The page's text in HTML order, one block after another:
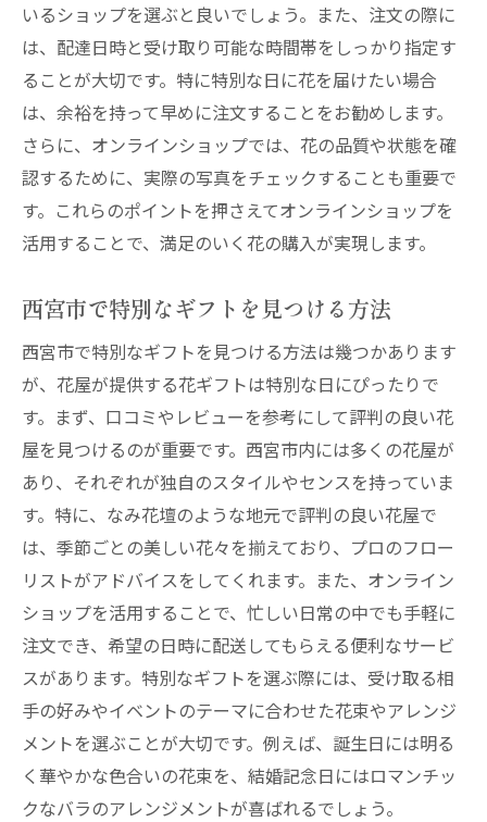
いるショップを選ぶと良いでしょう。また、注文の際に
は、配達日時と受け取り可能な時間帯をしっかり指定す
ることが大切です。特に特別な日に花を届けたい場合
は、余裕を持って早めに注文することをお勧めします。
さらに、オンラインショップでは、花の品質や状態を確
認するために、実際の写真をチェックすることも重要で
す。これらのポイントを押さえてオンラインショップを
活用することで、満足のいく花の購入が実現します。
西宮市で特別なギフトを見つける方法
西宮市で特別なギフトを見つける方法は幾つかあります
が、花屋が提供する花ギフトは特別な日にぴったりで
す。まず、口コミやレビューを参考にして評判の良い花
屋を見つけるのが重要です。西宮市内には多くの花屋が
あり、それぞれが独自のスタイルやセンスを持っていま
す。特に、なみ花壇のような地元で評判の良い花屋で
は、季節ごとの美しい花々を揃えており、プロのフロー
リストがアドバイスをしてくれます。また、オンライン
ショップを活用することで、忙しい日常の中でも手軽に
注文でき、希望の日時に配送してもらえる便利なサービ
スがあります。特別なギフトを選ぶ際には、受け取る相
手の好みやイベントのテーマに合わせた花束やアレンジ
メントを選ぶことが大切です。例えば、誕生日には明る
く華やかな色合いの花束を、結婚記念日にはロマンチッ
クなバラのアレンジメントが喜ばれるでしょう。